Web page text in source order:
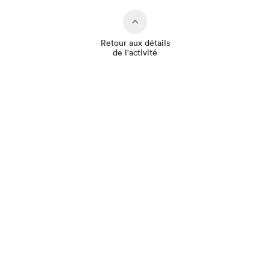
Retour aux détails
de l'activité